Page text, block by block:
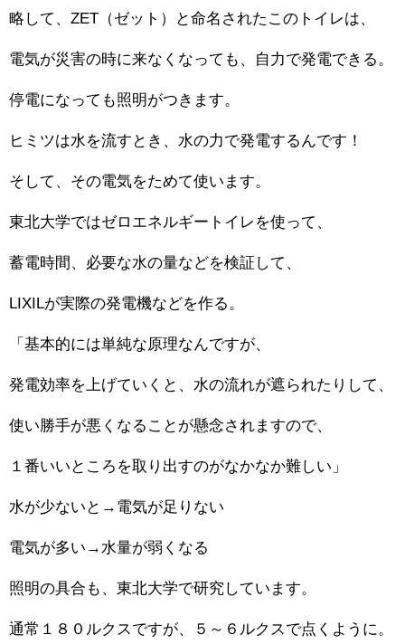
略して、ZET（ゼット）と命名されたこのトイレは、
電気が災害の時に来なくなっても、自力で発電できる。
停電になっても照明がつきます。
ヒミツは水を流すとき、水の力で発電するんです！
そして、その電気をためて使います。
東北大学ではゼロエネルギートイレを使って、
蓄電時間、必要な水の量などを検証して、
LIXILが実際の発電機などを作る。
「基本的には単純な原理なんですが、
発電効率を上げていくと、水の流れが遮られたりして、
使い勝手が悪くなることが懸念されますので、
１番いいところを取り出すのがなかなか難しい」
水が少ないと→電気が足りない
電気が多い→水量が弱くなる
照明の具合も、東北大学で研究しています。
通常１８０ルクスですが、５～６ルクスで点くように。